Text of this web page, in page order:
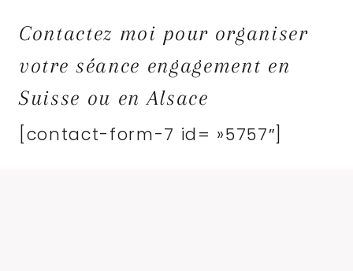
Contactez moi pour organiser
votre séance engagement en
Suisse ou en Alsace
[contact-form-7 id= »5757″]